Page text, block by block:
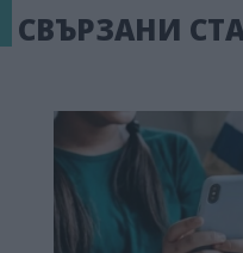
СВЪРЗАНИ